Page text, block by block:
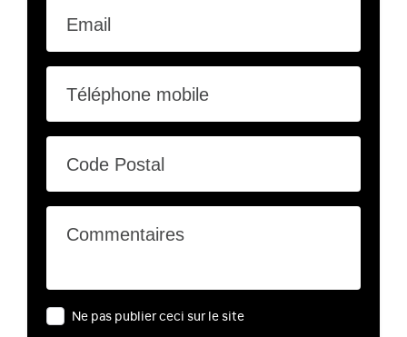
Email
Téléphone mobile
Code Postal
Commentaires
Ne pas publier ceci sur le site